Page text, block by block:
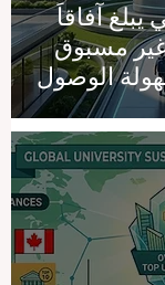
يبلغ آفاقاً
غير مسبوق
الوصول